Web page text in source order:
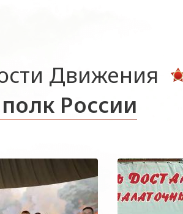
Движения
России